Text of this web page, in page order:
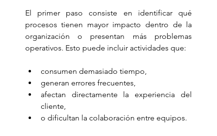
El primer paso consiste en identificar qué
procesos tienen mayor impacto dentro de la
organización o presentan más problemas
operativos. Esto puede incluir actividades que:
consumen demasiado tiempo,
generan errores frecuentes,
afectan directamente la experiencia del
cliente,
o dificultan la colaboración entre equipos.